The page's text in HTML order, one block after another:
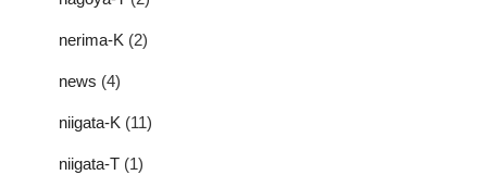
nerima-K (2)
news (4)
niigata-K (11)
niigata-T (1)